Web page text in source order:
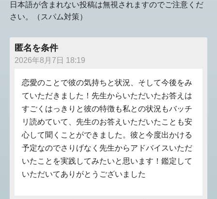
日本語が含まれない投稿は無視されますのでご注意くだ
さい。（スパム対策）
匿名を条件
2026年8月7日 18:19
恋愛のことで彼の気持ちと状況、そして今後をみ
ていただきました！先生からいただいたお答えは
すごくはっきりと彼の特徴も私との状況もバッチ
リ読めていて、先生のお答えいただいたことも安
心して聞くことができました。彼と今度出かける
予定なのでさりげなく先生からアドバイスいただ
いたことを実践してみたいと思います！鑑定して
いただいてありがとうございました